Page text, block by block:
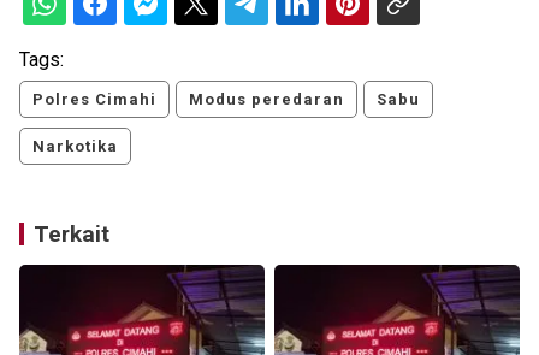
Tags:
Polres Cimahi Modus peredaran Sabu
Narkotika
Terkait